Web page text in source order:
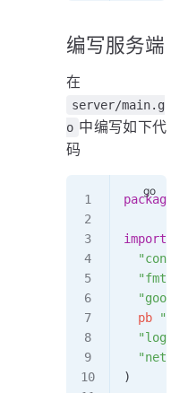
编写服务端
在
server/main.g
o 中编写如下代
码
package
import
  "fmt"
  pb
  "log"
  "net"
)